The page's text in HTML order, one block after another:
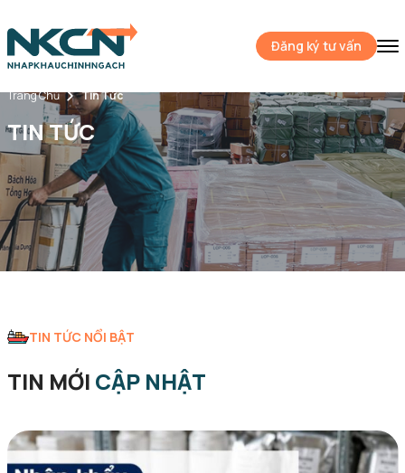
Đăng ký tư vấn
Trang Chủ Tin Tức
TIN TỨC
TIN TỨC NỔI BẬT
TIN MỚI CẬP NHẬT